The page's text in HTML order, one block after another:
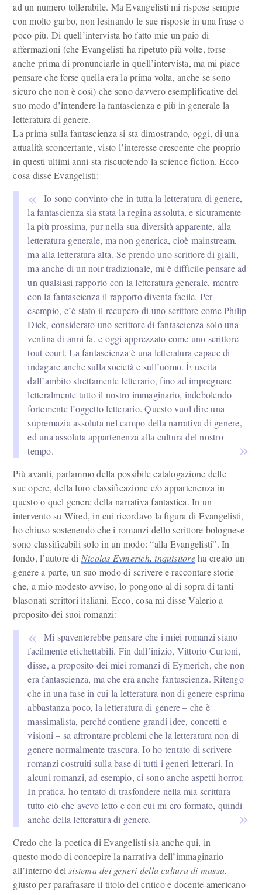
ad un numero tollerabile. Ma Evangelisti mi rispose sempre
con molto garbo, non lesinando le sue risposte in una frase o
poco più. Di quell’intervista ho fatto mie un paio di
affermazioni (che Evangelisti ha ripetuto più volte, forse
anche prima di pronunciarle in quell’intervista, ma mi piace
pensare che forse quella era la prima volta, anche se sono
sicuro che non è così) che sono davvero esemplificative del
suo modo d’intendere la fantascienza e più in generale la
letteratura di genere.
La prima sulla fantascienza si sta dimostrando, oggi, di una
attualità sconcertante, visto l’interesse crescente che proprio
in questi ultimi anni sta riscuotendo la science fiction. Ecco
cosa disse Evangelisti:
Io sono convinto che in tutta la letteratura di genere,
la fantascienza sia stata la regina assoluta, e sicuramente
la più prossima, pur nella sua diversità apparente, alla
letteratura generale, ma non generica, cioè mainstream,
ma alla letteratura alta. Se prendo uno scrittore di gialli,
ma anche di un noir tradizionale, mi è difficile pensare ad
un qualsiasi rapporto con la letteratura generale, mentre
con la fantascienza il rapporto diventa facile. Per
esempio, c’è stato il recupero di uno scrittore come Philip
Dick, considerato uno scrittore di fantascienza solo una
ventina di anni fa, e oggi apprezzato come uno scrittore
tout court. La fantascienza è una letteratura capace di
indagare anche sulla società e sull’uomo. È uscita
dall’ambito strettamente letterario, fino ad impregnare
letteralmente tutto il nostro immaginario, indebolendo
fortemente l’oggetto letterario. Questo vuol dire una
supremazia assoluta nel campo della narrativa di genere,
ed una assoluta appartenenza alla cultura del nostro
tempo.
Più avanti, parlammo della possibile catalogazione delle
sue opere, della loro classificazione e/o appartenenza in
questo o quel genere della narrativa fantastica. In un
intervento su Wired, in cui ricordavo la figura di Evangelisti,
ho chiuso sostenendo che i romanzi dello scrittore bolognese
sono classificabili solo in un modo: “alla Evangelisti”. In
fondo, l’autore di Nicolas Eymerich, inquisitoreha creato un
genere a parte, un suo modo di scrivere e raccontare storie
che, a mio modesto avviso, lo pongono al di sopra di tanti
blasonati scrittori italiani. Ecco, cosa mi disse Valerio a
proposito dei suoi romanzi:
Mi spaventerebbe pensare che i miei romanzi siano
facilmente etichettabili. Fin dall’inizio, Vittorio Curtoni,
disse, a proposito dei miei romanzi di Eymerich, che non
era fantascienza, ma che era anche fantascienza. Ritengo
che in una fase in cui la letteratura non di genere esprima
abbastanza poco, la letteratura di genere – che è
massimalista, perché contiene grandi idee, concetti e
visioni – sa affrontare problemi che la letteratura non di
genere normalmente trascura. Io ho tentato di scrivere
romanzi costruiti sulla base di tutti i generi letterari. In
alcuni romanzi, ad esempio, ci sono anche aspetti horror.
In pratica, ho tentato di trasfondere nella mia scrittura
tutto ciò che avevo letto e con cui mi ero formato, quindi
anche della letteratura di genere.
Credo che la poetica di Evangelisti sia anche qui, in
questo modo di concepire la narrativa dell’immaginario
all’interno delsistema dei generi della cultura di massa,
giusto per parafrasare il titolo del critico e docente americano